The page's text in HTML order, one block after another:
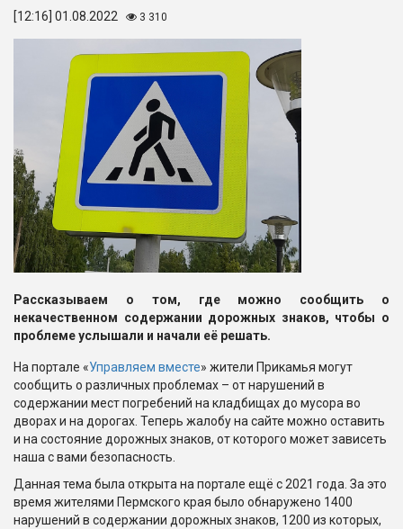
[12:16] 01.08.2022 3 310
Рассказываем о том, где можно сообщить о
некачественном содержании дорожных знаков, чтобы о
проблеме услышали и начали её решать.
На портале «Управляем вместе» жители Прикамья могут
сообщить о различных проблемах – от нарушений в
содержании мест погребений на кладбищах до мусора во
дворах и на дорогах. Теперь жалобу на сайте можно оставить
и на состояние дорожных знаков, от которого может зависеть
наша с вами безопасность.
Данная тема была открыта на портале ещё с 2021 года. За это
время жителями Пермского края было обнаружено 1400
нарушений в содержании дорожных знаков, 1200 из которых,